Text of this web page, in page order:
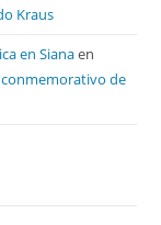
Kraus
en Sianaen
de